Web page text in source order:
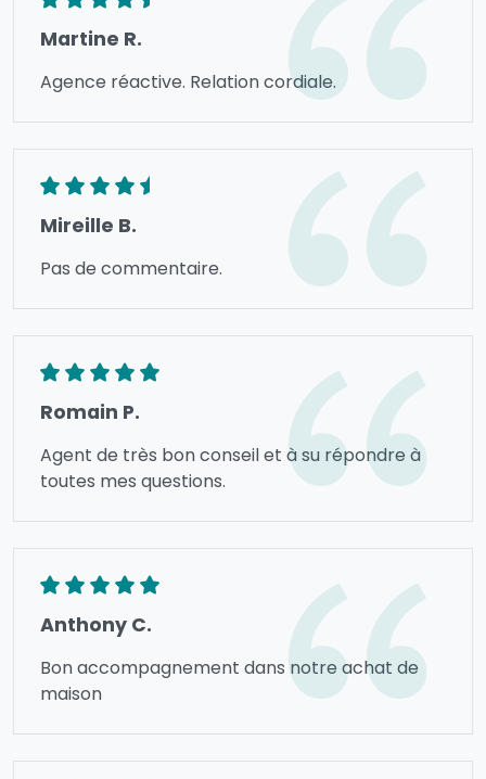
Martine R.
Agence réactive. Relation cordiale.
Mireille B.
Pas de commentaire.
Romain P.
Agent de très bon conseil et à su répondre à
toutes mes questions.
Anthony C.
Bon accompagnement dans notre achat de
maison